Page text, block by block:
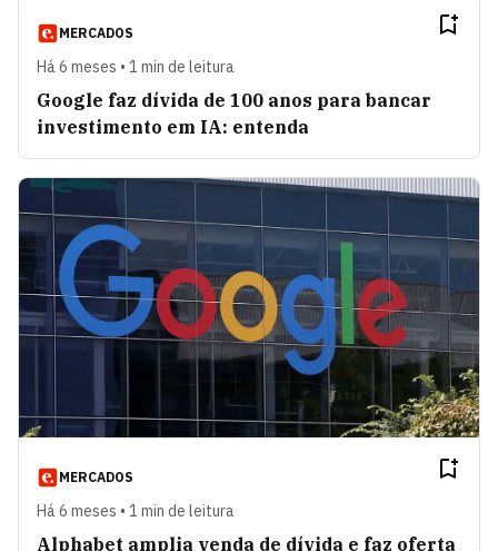
MERCADOS
Há 6 meses • 1 min de leitura
Google faz dívida de 100 anos para bancar
investimento em IA: entenda
MERCADOS
Há 6 meses • 1 min de leitura
Alphabet amplia venda de dívida e faz oferta